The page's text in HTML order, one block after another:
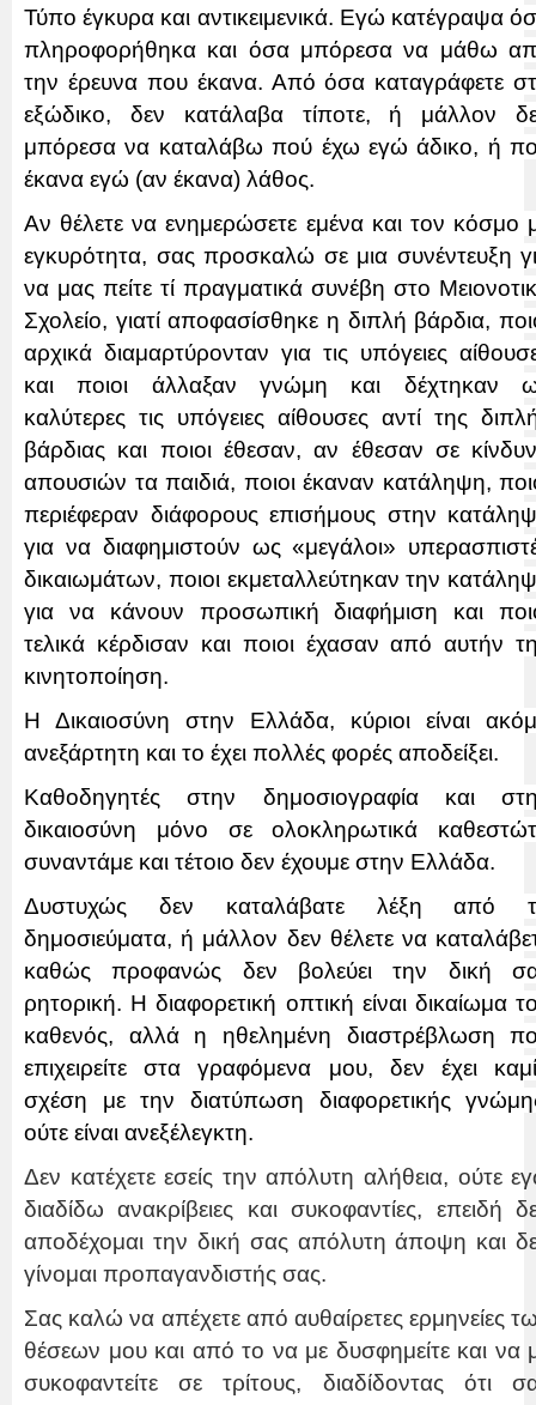
Τύπο έγκυρα και αντικειμενικά. Εγώ κατέγραψα
πληροφορήθηκα και όσα μπόρεσα να μάθω
την έρευνα που έκανα. Από όσα καταγράφετε
εξώδικο, δεν κατάλαβα τίποτε, ή μάλλον
μπόρεσα να καταλάβω πού έχω εγώ άδικο, ή
έκανα εγώ (αν έκανα) λάθος.
Αν θέλετε να ενημερώσετε εμένα και τον κόσμο
εγκυρότητα, σας προσκαλώ σε μια συνέντευξη
να μας πείτε τί πραγματικά συνέβη στο
Σχολείο, γιατί αποφασίσθηκε η διπλή βάρδια,
αρχικά διαμαρτύρονταν για τις υπόγειες
και ποιοι άλλαξαν γνώμη και δέχτηκαν
καλύτερες τις υπόγειες αίθουσες αντί της
βάρδιας και ποιοι έθεσαν, αν έθεσαν σε
απουσιών τα παιδιά, ποιοι έκαναν κατάληψη,
περιέφεραν διάφορους επισήμους στην
για να διαφημιστούν ως «μεγάλοι»
δικαιωμάτων, ποιοι εκμεταλλεύτηκαν την
για να κάνουν προσωπική διαφήμιση και
τελικά κέρδισαν και ποιοι έχασαν από αυτήν
κινητοποίηση.
Η Δικαιοσύνη στην Ελλάδα, κύριοι είναι
ανεξάρτητη και το έχει πολλές φορές αποδείξει.
Καθοδηγητές στην δημοσιογραφία και
δικαιοσύνη μόνο σε ολοκληρωτικά
συναντάμε και τέτοιο δεν έχουμε στην Ελλάδα.
Δυστυχώς δεν καταλάβατε λέξη από
δημοσιεύματα, ή μάλλον δεν θέλετε να
καθώς προφανώς δεν βολεύει την δική
ρητορική. Η διαφορετική οπτική είναι δικαίωμα
καθενός, αλλά η ηθελημένη διαστρέβλωση
επιχειρείτε στα γραφόμενα μου, δεν έχει
σχέση με την διατύπωση διαφορετικής
ούτε είναι ανεξέλεγκτη.
Δεν κατέχετε εσείς την απόλυτη αλήθεια, ούτε
διαδίδω ανακρίβειες και συκοφαντίες, επειδή
αποδέχομαι την δική σας απόλυτη άποψη και
γίνομαι προπαγανδιστής σας.
Σας καλώ να απέχετε από αυθαίρετες ερμηνείες
θέσεων μου και από το να με δυσφημείτε και να
συκοφαντείτε σε τρίτους, διαδίδοντας ότι